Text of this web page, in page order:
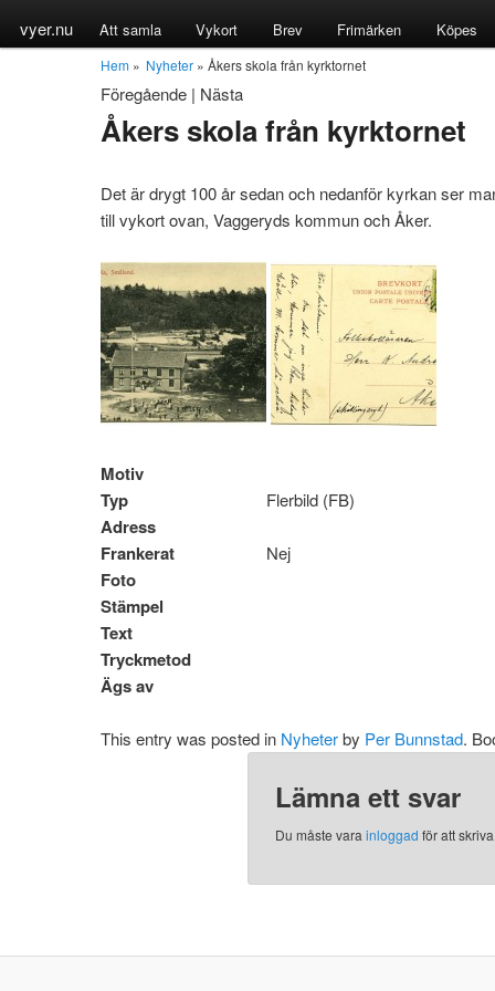
vyer.nu Att samla Vykort Brev Frimärken Köpes
Hem » Nyheter » Åkers skola från kyrktornet
Föregående | Nästa
Åkers skola från kyrktornet
Det är drygt 100 år sedan och nedanför kyrkan ser
till vykort ovan, Vaggeryds kommun och Åker.
Motiv
Typ
Flerbild (FB)
Adress
Frankerat
Nej
Foto
Stämpel
Text
Tryckmetod
Ägs av
This entry was posted in Nyheterby Per Bunnstad.
Lämna ett svar
Du måste varainloggad för att